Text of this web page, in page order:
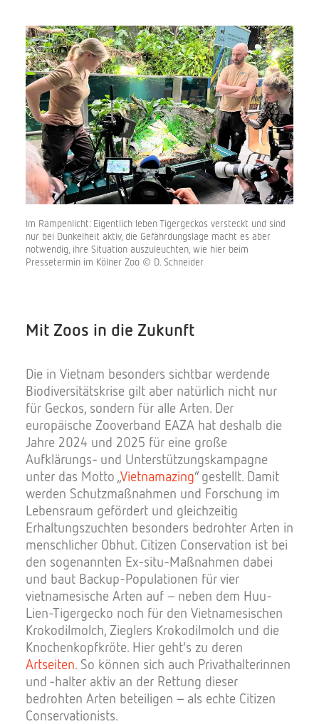
Im Rampenlicht: Eigentlich leben Tigergeckos versteckt und sind
nur bei Dunkelheit aktiv, die Gefährdungslage macht es aber
notwendig, ihre Situation auszuleuchten, wie hier beim
Pressetermin im Kölner Zoo © D. Schneider
Mit Zoos in die Zukunft
Die in Vietnam besonders sichtbar werdende
Biodiversitätskrise gilt aber natürlich nicht nur
für Geckos, sondern für alle Arten. Der
europäische Zooverband EAZA hat deshalb die
Jahre 2024 und 2025 für eine große
Aufklärungs- und Unterstützungskampagne
unter das Motto „Vietnamazing“ gestellt. Damit
werden Schutzmaßnahmen und Forschung im
Lebensraum gefördert und gleichzeitig
Erhaltungszuchten besonders bedrohter Arten in
menschlicher Obhut. Citizen Conservation ist bei
den sogenannten Ex-situ-Maßnahmen dabei
und baut Backup-Populationen für vier
vietnamesische Arten auf – neben dem Huu-
Lien-Tigergecko noch für den Vietnamesischen
Krokodilmolch, Zieglers Krokodilmolch und die
Knochenkopfkröte. Hier geht’s zu deren
Artseiten. So können sich auch Privathalterinnen
und -halter aktiv an der Rettung dieser
bedrohten Arten beteiligen – als echte Citizen
Conservationists.